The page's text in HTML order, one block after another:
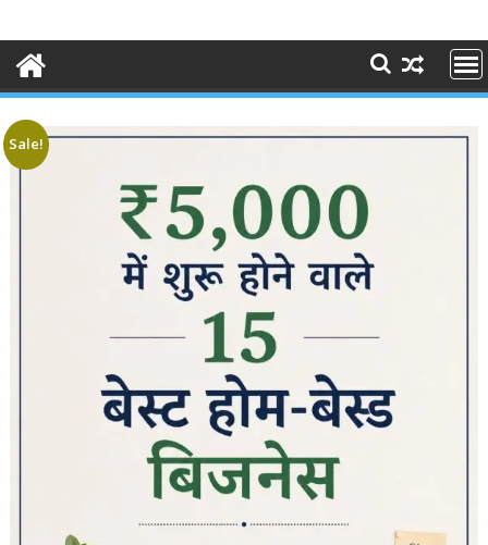
Sale!